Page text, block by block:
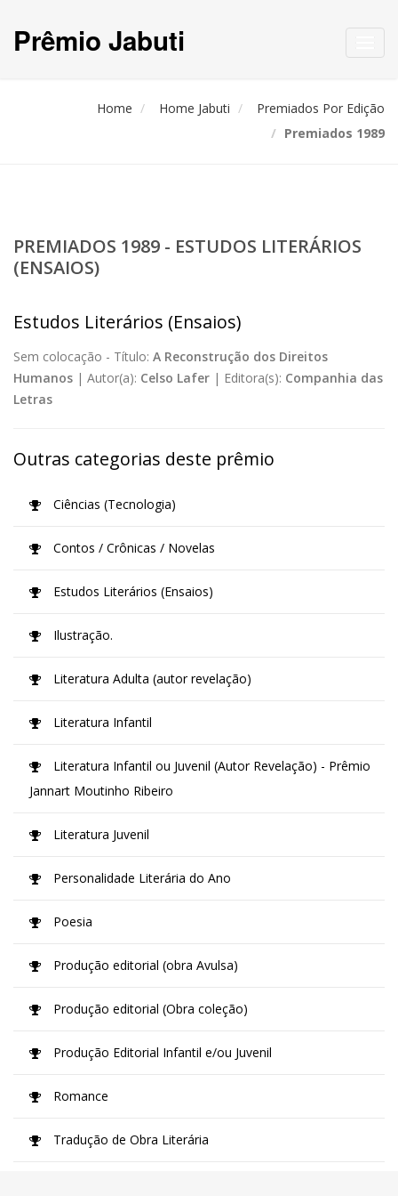
Prêmio Jabuti
Home Home Jabuti
Premiados Por Edição
Premiados 1989
PREMIADOS 1989 - ESTUDOS LITERÁRIOS
(ENSAIOS)
Estudos Literários (Ensaios)
Sem colocação - Título: A Reconstrução dos Direitos
Humanos | Autor(a): Celso Lafer | Editora(s): Companhia das
Letras
Outras categorias deste prêmio
Ciências (Tecnologia)
Contos / Crônicas / Novelas
Estudos Literários (Ensaios)
Ilustração.
Literatura Adulta (autor revelação)
Literatura Infantil
Literatura Infantil ou Juvenil (Autor Revelação) - Prêmio
Jannart Moutinho Ribeiro
Literatura Juvenil
Personalidade Literária do Ano
Poesia
Produção editorial (obra Avulsa)
Produção editorial (Obra coleção)
Produção Editorial Infantil e/ou Juvenil
Romance
Tradução de Obra Literária